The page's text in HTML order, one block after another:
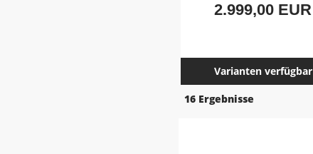
2.999,00 EUR
Varianten verfügbar
16 Ergebnisse